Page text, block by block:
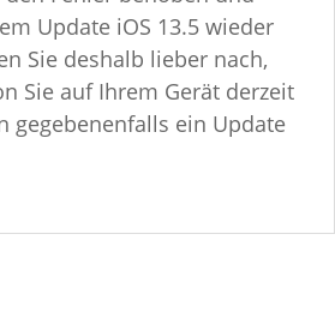
Update iOS 13.5 wieder
Sie deshalb lieber nach,
Sie auf Ihrem Gerät derzeit
gegebenenfalls ein Update